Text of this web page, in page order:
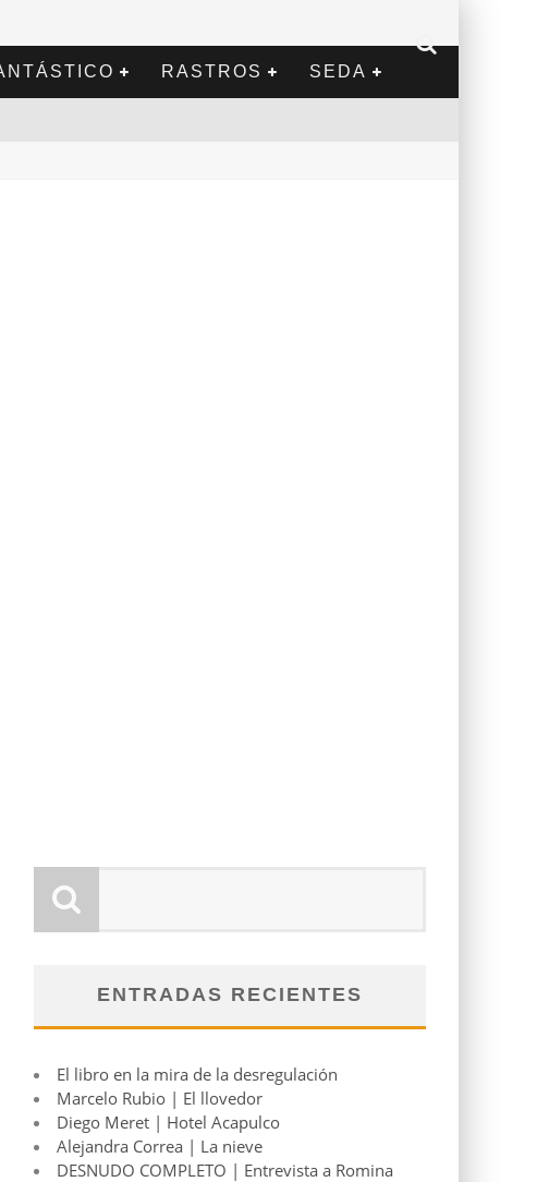
RASTROS SEDA
ENTRADAS RECIENTES
El libro en la mira de la desregulación
Marcelo Rubio | El llovedor
Diego Meret | Hotel Acapulco
Alejandra Correa | La nieve
DESNUDO COMPLETO | Entrevista a Romina